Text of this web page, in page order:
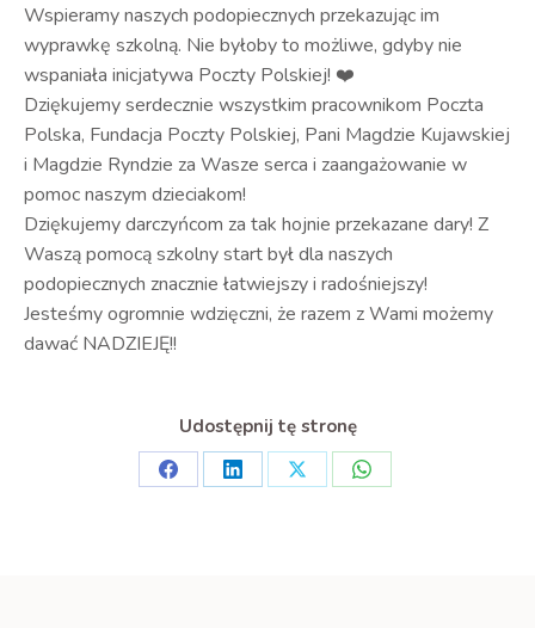
Wspieramy naszych podopiecznych przekazując im
wyprawkę szkolną. Nie byłoby to możliwe, gdyby nie
wspaniała inicjatywa Poczty Polskiej! ❤️
Dziękujemy serdecznie wszystkim pracownikom Poczta
Polska, Fundacja Poczty Polskiej, Pani Magdzie Kujawskiej
i Magdzie Ryndzie za Wasze serca i zaangażowanie w
pomoc naszym dzieciakom!
Dziękujemy darczyńcom za tak hojnie przekazane dary! Z
Waszą pomocą szkolny start był dla naszych
podopiecznych znacznie łatwiejszy i radośniejszy!
Jesteśmy ogromnie wdzięczni, że razem z Wami możemy
dawać NADZIEJĘ!!
Udostępnij tę stronę
Share
Share
Share
Share